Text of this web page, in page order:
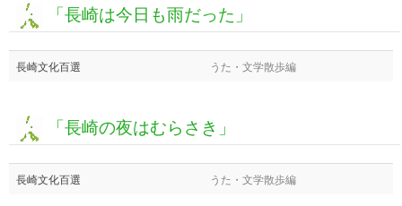
「長崎は今日も雨だった」
長崎文化百選 うた・文学散歩編
「長崎の夜はむらさき」
長崎文化百選 うた・文学散歩編